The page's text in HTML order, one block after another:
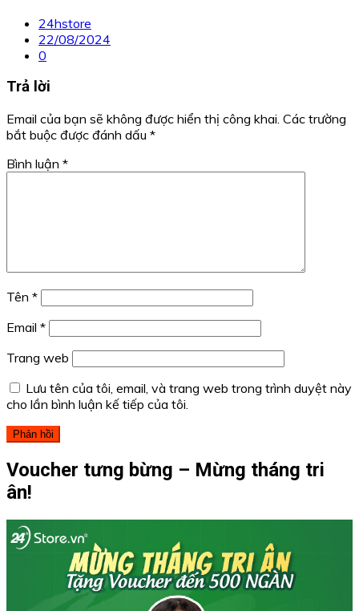
24hstore
22/08/2024
0
Trả lời
Email của bạn sẽ không được hiển thị công khai. Các trường
bắt buộc được đánh dấu *
Bình luận *
Tên *
Email *
Trang web
Lưu tên của tôi, email, và trang web trong trình duyệt này
cho lần bình luận kế tiếp của tôi.
Voucher tưng bừng – Mừng tháng tri
ân!